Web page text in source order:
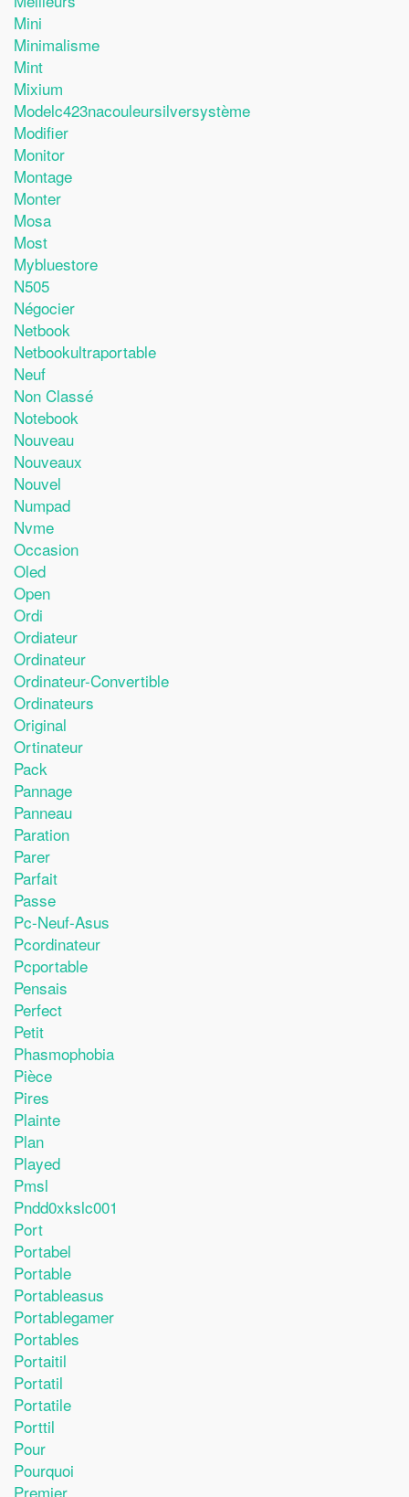
Mini
Minimalisme
Mint
Mixium
Modelc423nacouleursilversystème
Modifier
Monitor
Montage
Monter
Mosa
Most
Mybluestore
N505
Négocier
Netbook
Netbookultraportable
Neuf
Non Classé
Notebook
Nouveau
Nouveaux
Nouvel
Numpad
Nvme
Occasion
Oled
Open
Ordi
Ordiateur
Ordinateur
Ordinateur-Convertible
Ordinateurs
Original
Ortinateur
Pack
Pannage
Panneau
Paration
Parer
Parfait
Passe
Pc-Neuf-Asus
Pcordinateur
Pcportable
Pensais
Perfect
Petit
Phasmophobia
Pièce
Pires
Plainte
Plan
Played
Pmsl
Pndd0xkslc001
Port
Portabel
Portable
Portableasus
Portablegamer
Portables
Portaitil
Portatil
Portatile
Porttil
Pour
Pourquoi
Premier